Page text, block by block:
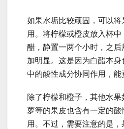
如果水垢比较顽固，可以将
用。将柠檬或橙皮放入杯
醋，静置一两个小时，之
加明显。这是因为白醋本
中的酸性成分协同作用，能
除了柠檬和橙子，其他水
萝等的果皮也含有一定的
用。不过，需要注意的是